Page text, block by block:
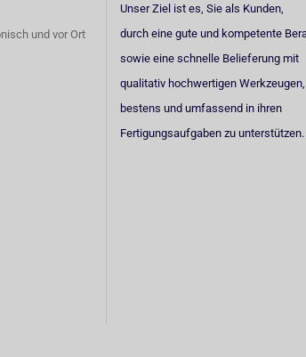
und vor Ort
Unser Ziel ist es, Sie als Kunden,
durch eine gute und kompetente
sowie eine schnelle Belieferung mit
qualitativ hochwertigen Werkzeugen,
bestens und umfassend in ihren
Fertigungsaufgaben zu unterstützen.